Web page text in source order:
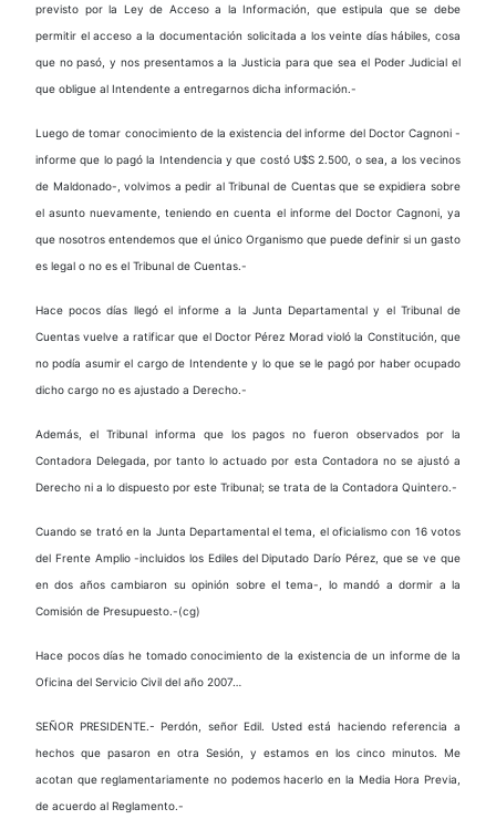
previsto por la Ley de Acceso a la Información, que estipula que se debe
permitir el acceso a la documentación solicitada a los veinte días hábiles, cosa
que no pasó, y nos presentamos a la Justicia para que sea el Poder Judicial el
que obligue al Intendente a entregarnos dicha información.-
Luego de tomar conocimiento de la existencia del informe del Doctor Cagnoni -
informe que lo pagó la Intendencia y que costó U$S 2.500, o sea, a los vecinos
de Maldonado-, volvimos a pedir al Tribunal de Cuentas que se expidiera sobre
el asunto nuevamente, teniendo en cuenta el informe del Doctor Cagnoni, ya
que nosotros entendemos que el único Organismo que puede definir si un gasto
es legal o no es el Tribunal de Cuentas.-
Hace pocos días llegó el informe a la Junta Departamental y el Tribunal de
Cuentas vuelve a ratificar que el Doctor Pérez Morad violó la Constitución, que
no podía asumir el cargo de Intendente y lo que se le pagó por haber ocupado
dicho cargo no es ajustado a Derecho.-
Además, el Tribunal informa que los pagos no fueron observados por la
Contadora Delegada, por tanto lo actuado por esta Contadora no se ajustó a
Derecho ni a lo dispuesto por este Tribunal; se trata de la Contadora Quintero.-
Cuando se trató en la Junta Departamental el tema, el oficialismo con 16 votos
del Frente Amplio -incluidos los Ediles del Diputado Darío Pérez, que se ve que
en dos años cambiaron su opinión sobre el tema-, lo mandó a dormir a la
Comisión de Presupuesto.-(cg)
Hace pocos días he tomado conocimiento de la existencia de un informe de la
Oficina del Servicio Civil del año 2007…
SEÑOR PRESIDENTE.- Perdón, señor Edil. Usted está haciendo referencia a
hechos que pasaron en otra Sesión, y estamos en los cinco minutos. Me
acotan que reglamentariamente no podemos hacerlo en la Media Hora Previa,
de acuerdo al Reglamento.-